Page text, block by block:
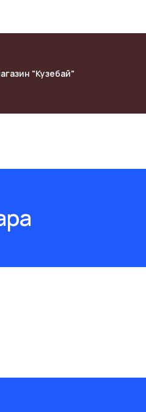
"Кузебай"